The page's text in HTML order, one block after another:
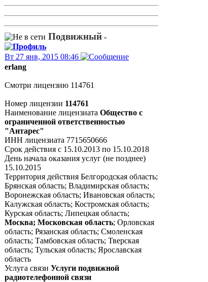
Подвижный -
Вт 27 янв, 2015 08:46
erlang
Смотри лицензию 114761
Номер лицензии 114761
Наименование лицензиата Общество с
ограниченной ответственностью
"Антарес"
ИНН лицензиата 7715650666
Срок действия c 15.10.2013 по 15.10.2018
День начала оказания услуг (не позднее)
15.10.2015
Территория действия Белгородская область;
Брянская область; Владимирская область;
Воронежская область; Ивановская область;
Калужская область; Костромская область;
Курская область; Липецкая область;
Москва; Московская область; Орловская
область; Рязанская область; Смоленская
область; Тамбовская область; Тверская
область; Тульская область; Ярославская
область
Услуга связи Услуги подвижной
радиотелефонной связи